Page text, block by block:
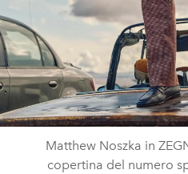
Matthew Noszka in
copertina del numero